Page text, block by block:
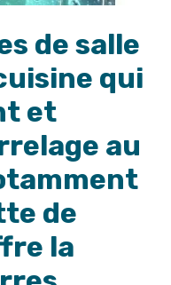
de salle
qui
et
au
de
la